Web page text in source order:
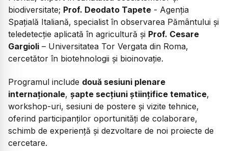
biodiversitate; Prof. Deodato Tapete - Agenția
Spațială Italiană, specialist în observarea Pământului și
teledetecție aplicată în agricultură și Prof. Cesare
Gargioli – Universitatea Tor Vergata din Roma,
cercetător în biotehnologii și bioinovație.
Programul include două sesiuni plenare
internaționale, șapte secțiuni științifice tematice,
workshop-uri, sesiuni de postere și vizite tehnice,
oferind participanților oportunități de colaborare,
schimb de experiență și dezvoltare de noi proiecte de
cercetare.